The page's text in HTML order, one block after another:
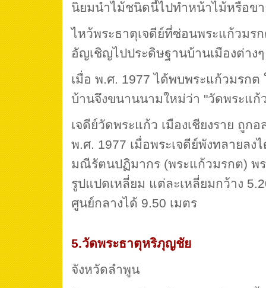
นิยมนำไม้ชนิดนี้ไปทำหน้าไม้หรือข
ไหว้พระธาตุเจดีย์ที่ซ่อนพระแก้วมร
อัญเชิญไปประดิษฐานบ้านเมืองต่างๆ
เมื่อ พ.ศ. 1977 ได้พบพระแก้วมรกต
บ้านจึงขนานนามใหม่ว่า "วัดพระแก้
เจดีย์วัดพระแก้ว เมืองเชียงราย ถูก
พ.ศ. 1977 เมื่อพระเจดีย์พังทลายล
มณีรัตนปฏิมากร (พระแก้วมรกต) พร
รูปแปดเหลี่ยม แต่ละเหลี่ยมกว้าง
ศูนย์กลางได้ 9.50 เมตร
5.วัดพระธาตุหริภุญชัย
จังหวัดลำพูน